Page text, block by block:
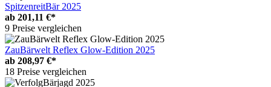
SpitzenreitBär 2025
ab 201,11 €*
9 Preise vergleichen
ZauBärwelt Reflex Glow-Edition 2025
ab 208,97 €*
18 Preise vergleichen